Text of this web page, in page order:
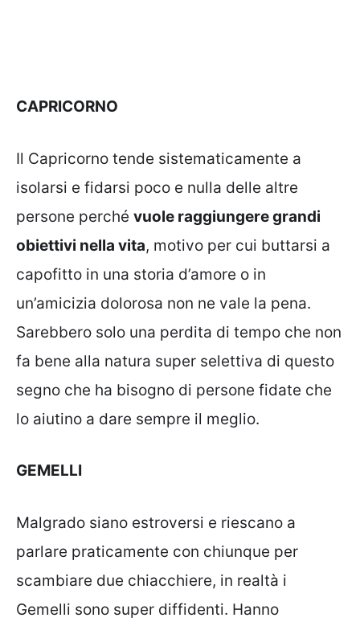
CAPRICORNO
Il Capricorno tende sistematicamente a
isolarsi e fidarsi poco e nulla delle altre
persone perché vuole raggiungere grandi
obiettivi nella vita, motivo per cui buttarsi a
capofitto in una storia d’amore o in
un’amicizia dolorosa non ne vale la pena.
Sarebbero solo una perdita di tempo che non
fa bene alla natura super selettiva di questo
segno che ha bisogno di persone fidate che
lo aiutino a dare sempre il meglio.
GEMELLI
Malgrado siano estroversi e riescano a
parlare praticamente con chiunque per
scambiare due chiacchiere, in realtà i
Gemelli sono super diffidenti. Hanno